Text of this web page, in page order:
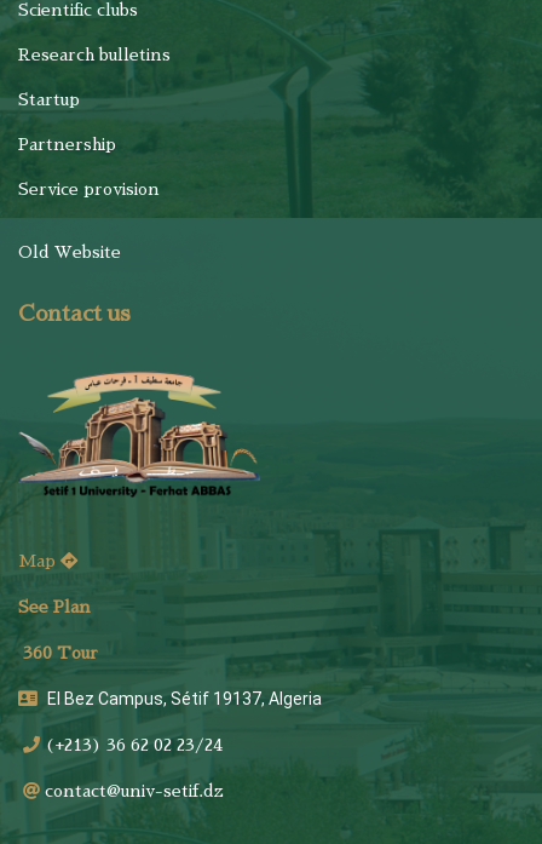
Scientific clubs
Research bulletins
Startup
Partnership
Service provision
Old Website
Contact us
Map
See Plan
360 Tour
El Bez Campus, Sétif 19137, Algeria
(+213) 36 62 02 23/24
contact@univ-setif.dz